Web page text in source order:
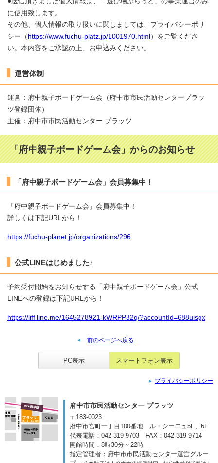
に使用致します。
その他、個人情報の取り扱いに関しましては、プライバシーポリ
シー（ https://www.fuchu-platz.jp/1001970.html ）をご覧くださ
い。本内容をご承認の上、お申込みください。
運営体制
運営：府中親子ボードゲーム会（府中市市民活動センタープラッ
ツ登録団体）
主催：府中市市民活動センター プラッツ
「府中親子ボードゲーム会」からのお知らせ
「府中親子ボードゲーム会」会員募集中！
「府中親子ボードゲーム会」会員募集中！
詳しくは下記URLから！
https://fuchu-planet.jp/organizations/296
公式LINEはじめました♪
予約受付開始をお知らせする「府中親子ボードゲーム会」公式
LINEへの登録は下記URLから！
https://liff.line.me/1645278921-kWRPP32q/?accountId=688uisgx
前のページへ戻る
PC表示 スマートフォン表示
プライバシーポリシー
府中市市民活動センター プラッツ
〒183-0023
府中市宮町一丁目100番地 ル・シーニュ5F、6F
代表電話：042-319-9703
FAX：042-319-9714
開館時間：8時30分～22時
指定管理者：府中市市民活動センター運営グルー